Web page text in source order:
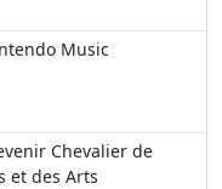
Music
Chevalier de
et des Arts